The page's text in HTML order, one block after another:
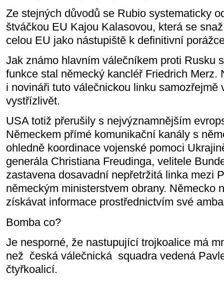
Ze stejných důvodů se Rubio systematicky
štváčkou EU Kajou Kalasovou, která se
celou EU jako nástupiště k definitivní
Jak známo hlavním válečníkem proti Rusku
funkce stal německý kancléř Friedrich Merz.
i novináři tuto válečnickou linku samozřejmě
vystřízlivět.
USA totiž přerušily s nejvýznamnějším
Německem přímé komunikační kanály s
ohledně koordinace vojenské pomoci
generála Christiana Freudinga, velitele
zastavena dosavadní nepřetržitá linka mezi
německým ministerstvem obrany. Německo
získávat informace prostřednictvím své
Bomba co?
Je nesporné, že nastupující trojkoalice má
než česká válečnická squadra vedená
čtyřkoalicí.